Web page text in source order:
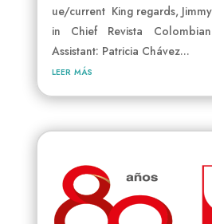
ue/current King regards,
in Chief Revista
Assistant: Patricia Chávez...
leer más